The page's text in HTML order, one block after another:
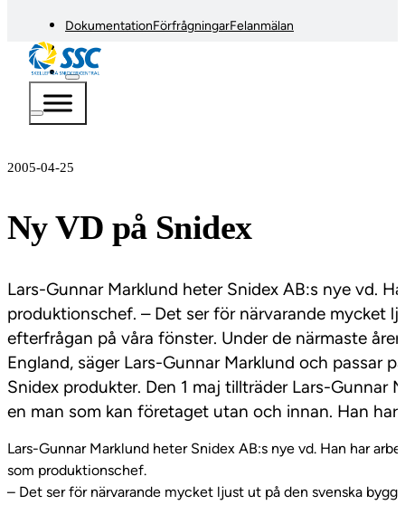
DokumentationFörfrågningarFelanmälan
2005-04-25
Ny VD på Snidex
Lars-Gunnar Marklund heter Snidex AB:s nye vd.
produktionschef. – Det ser för närvarande mycket
efterfrågan på våra fönster. Under de närmaste
England, säger Lars-Gunnar Marklund och passar
Snidex produkter. Den 1 maj tillträder Lars-Gunnar
en man som kan företaget utan och innan. Han
Lars-Gunnar Marklund heter Snidex AB:s nye vd. Han har
som produktionschef.
– Det ser för närvarande mycket ljust ut på den svenska